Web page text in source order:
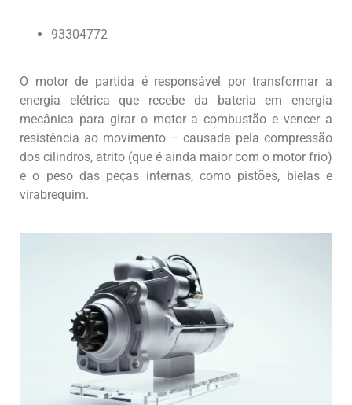
93304772
O motor de partida é responsável por transformar a
energia elétrica que recebe da bateria em energia
mecânica para girar o motor a combustão e vencer a
resistência ao movimento – causada pela compressão
dos cilindros, atrito (que é ainda maior com o motor frio)
e o peso das peças internas, como pistões, bielas e
virabrequim.